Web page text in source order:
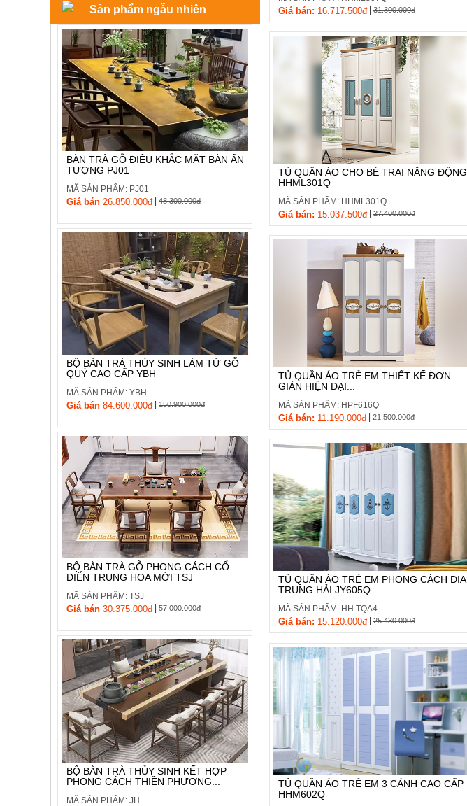
Sản phẩm ngẫu nhiên
BÀN TRÀ GỖ ĐIÊU KHẮC MẶT BÀN ẤN
TƯỢNG PJ01
MÃ SẢN PHẨM: PJ01
Giá bán 26.850.000đ| 48.300.000đ
BỘ BÀN TRÀ THỦY SINH LÀM TỪ GỖ
QUÝ CAO CẤP YBH
MÃ SẢN PHẨM: YBH
Giá bán 84.600.000đ| 150.900.000đ
BỘ BÀN TRÀ GỖ PHONG CÁCH CỔ
ĐIỂN TRUNG HOA MỚI TSJ
MÃ SẢN PHẨM: TSJ
Giá bán 30.375.000đ| 57.000.000đ
BỘ BÀN TRÀ THỦY SINH KẾT HỢP
PHONG CÁCH THIỀN PHƯƠNG...
MÃ SẢN PHẨM: JH
Giá bán: 16.717.500đ| 31.300.000đ
TỦ QUẦN ÁO CHO BÉ TRAI NĂNG ĐỘNG
HHML301Q
MÃ SẢN PHẨM: HHML301Q
Giá bán: 15.037.500đ| 27.400.000đ
TỦ QUẦN ÁO TRẺ EM THIẾT KẾ ĐƠN
GIẢN HIỆN ĐẠI...
MÃ SẢN PHẨM: HPF616Q
Giá bán: 11.190.000đ| 21.500.000đ
TỦ QUẦN ÁO TRẺ EM PHONG CÁCH ĐỊA
TRUNG HẢI JY605Q
MÃ SẢN PHẨM: HH.TQA4
Giá bán: 15.120.000đ| 25.430.000đ
TỦ QUẦN ÁO TRẺ EM 3 CÁNH CAO CẤP
HHM602Q